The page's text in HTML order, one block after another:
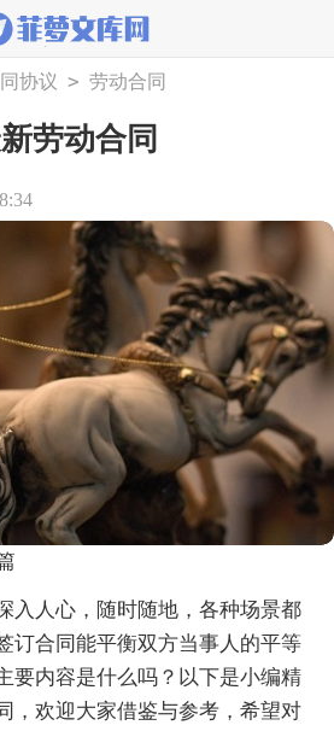
协议 > 劳动合同
劳动合同
入人心，随时随地，各种场景都
订合同能平衡双方当事人的平等
要内容是什么吗？以下是小编精
，欢迎大家借鉴与参考，希望对